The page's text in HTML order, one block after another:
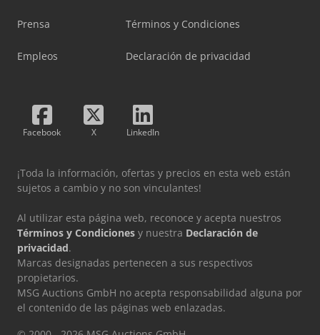
Prensa
Empleos
Términos y Condiciones
Declaración de privacidad
Facebook X LinkedIn
¡Toda la información, ofertas y precios en esta web están
sujetos a cambio y no son vinculantes!
Al utilizar esta página web, reconoce y acepta nuestros
Términos y Condiciones y nuestra Declaración de
privacidad.
Marcas designadas pertenecen a sus respectivos
propietarios.
MSG Auctions GmbH no acepta responsabilidad alguna por
el contenido de las páginas web enlazadas.